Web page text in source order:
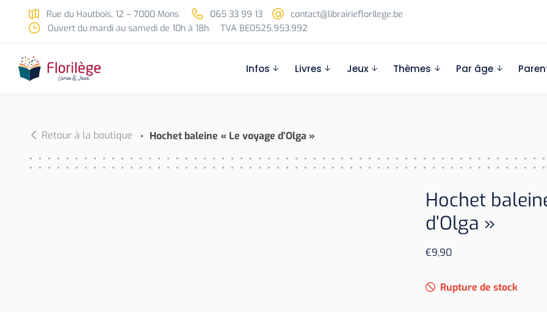
Skip to main content
Rue du Hautbois, 12 – 7000 Mons 065 33 99 13
contact@librairieflorilege.be
Ouvert du mardi au samedi de 10h à 18h.
TVA BE0525.953.992
Infos Livres Jeux Thèmes Par âge
Retour à la boutique Hochet baleine « Le voyage d’Olga »
Hochet
d’Olga »
€9,90
Rupture de stock